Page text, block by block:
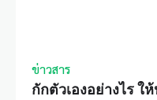
ข่าวสาร
กักตัวเองอย่างไร